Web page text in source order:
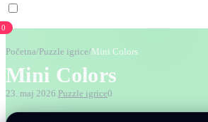
0
Početna/ Puzzle igrice/Mini Colors
Mini Colors
23. maj 2026.Puzzle igrice0